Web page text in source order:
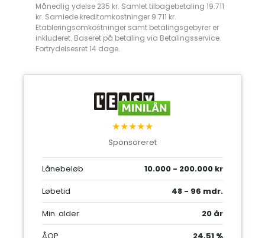
Månedlig ydelse 235 kr. Samlet tilbagebetaling 19.711
kr. Samlede kreditomkostninger 9.711 kr.
Etableringsomkostninger samt betalingsgebyrer er
inkluderet. Baseret på betaling via Betalingsservice.
Fortrydelsesret 14 dage.
★★★★★
Sponsoreret
Lånebeløb
10.000 - 200.000 kr
Løbetid
48 - 96 mdr.
Min. alder
20 år